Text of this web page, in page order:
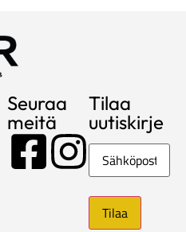
Seuraa
meitä
Tilaa
uutiskirje
Sähköposti